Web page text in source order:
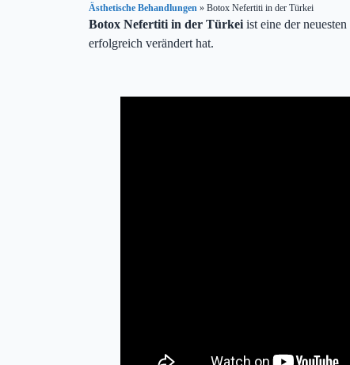
Ästhetische Behandlungen » Botox Nefertiti in der Türkei
Botox Nefertiti in der Türkei ist eine der
erfolgreich verändert hat.